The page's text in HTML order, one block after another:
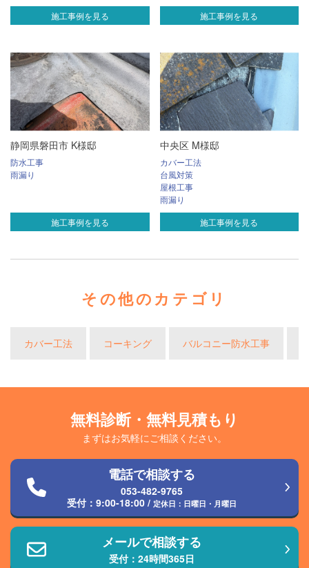
施工事例を見る
施工事例を見る
静岡県磐田市 K様邸
防水工事
雨漏り
施工事例を見る
中央区 M様邸
カバー工法
台風対策
屋根工事
雨漏り
施工事例を見る
その他のカテゴリ
カバー工法 コーキング バルコニー防水工事
無料診断・無料見積もり
まずはお気軽にご相談ください。
電話で相談する
053-482-9765
受付： 9:00-18:00/ 定休日：日曜日・月曜日
メールで相談する
受付：24時間365日